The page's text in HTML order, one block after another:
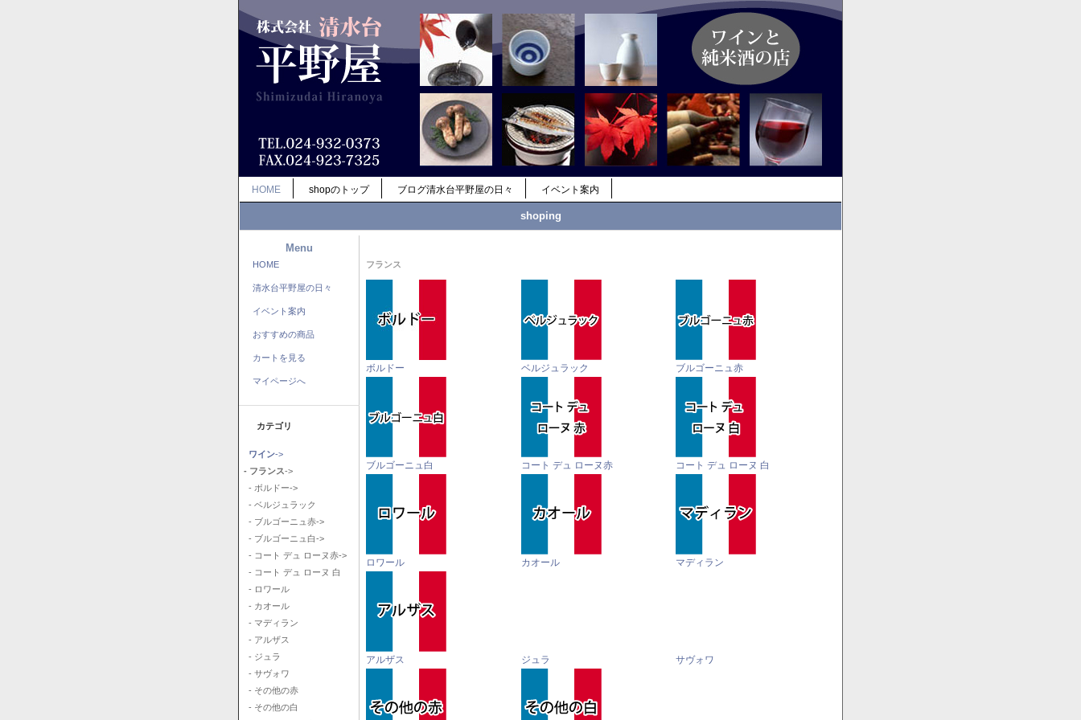
HOME shopのトップ ブログ清水台平野屋の日々 イベント案内
shoping
Menu
HOME
清水台平野屋の日々
イベント案内
おすすめの商品
カートを見る
マイページへ
カテゴリ
ワイン->
- フランス->
- ボルドー->
- ベルジュラック
- ブルゴーニュ赤->
- ブルゴーニュ白->
- コート デュ ローヌ赤->
- コート デュ ローヌ 白
- ロワール
- カオール
- マディラン
- アルザス
- ジュラ
- サヴォワ
- その他の赤
- その他の白
フランス
ボルドー ベルジュラック ブルゴーニュ赤
ブルゴーニュ白 コート デュ ローヌ赤 コート デュ ローヌ 白
ロワール カオール マディラン
アルザス ジュラ サヴォワ